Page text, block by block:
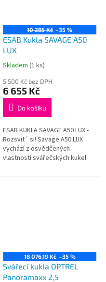
10 285 Kč –35 %
ESAB Kukla SAVAGE A50
LUX
Průměrné
produktu
je
5,0
hvězdiček.
Skladem (1 ks)
5 500 Kč bez DPH
6 655 Kč
Do košíku
ESAB KUKLA SAVAGE A50 LUX -
Rozsvit´ si! Savage A50 LUX
vychází z osvědčených
vlastností svářečských kukel
pokročilé věrné zobrazení
18 076,19 Kč –35 %
Svářecí kukla OPTREL
Panoramaxx 2,5